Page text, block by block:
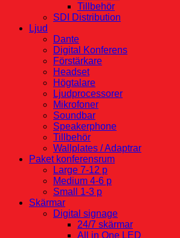
Tillbehör
SDI Distribution
Ljud
Dante
Digital Konferens
Förstärkare
Headset
Högtalare
Ljudprocessorer
Mikrofoner
Soundbar
Speakerphone
Tillbehör
Wallplates / Adaptrar
Paket konferensrum
Large 7-12 p
Medium 4-6 p
Small 1-3 p
Skärmar
Digital signage
24/7 skärmar
All in One LED